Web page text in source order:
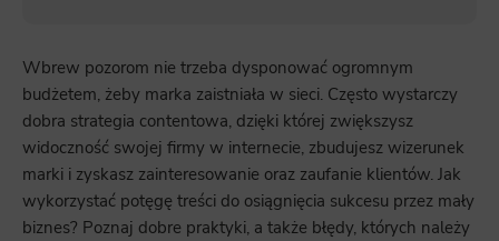
Wbrew pozorom nie trzeba dysponować ogromnym
budżetem, żeby marka zaistniała w sieci. Często wystarczy
dobra strategia contentowa, dzięki której zwiększysz
widoczność swojej firmy w internecie, zbudujesz wizerunek
marki i zyskasz zainteresowanie oraz zaufanie klientów. Jak
wykorzystać potęgę treści do osiągnięcia sukcesu przez mały
biznes? Poznaj dobre praktyki, a także błędy, których należy